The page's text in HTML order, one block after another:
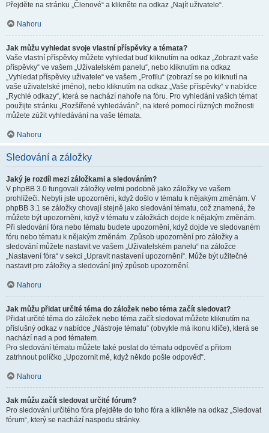
Přejděte na stránku „Členové“ a klikněte na odkaz „Najít uživatele“.
Nahoru
Jak můžu vyhledat svoje vlastní příspěvky a témata?
Vaše vlastní příspěvky můžete vyhledat buď kliknutím na odkaz „Zobrazit vaše
příspěvky“ ve vašem „Uživatelském panelu“, nebo kliknutím na odkaz
„Vyhledat příspěvky uživatele“ ve vašem „Profilu“ (zobrazí se po kliknutí na
vaše uživatelské jméno), nebo kliknutím na odkaz „Vaše příspěvky“ v nabídce
„Rychlé odkazy“, která se nachází nahoře na fóru. Pro vyhledání vašich témat
použijte stránku „Rozšířené vyhledávání“, na které pomocí různých možnosti
můžete zúžit vyhledávání na vaše témata.
Nahoru
Sledování a záložky
Jaký je rozdíl mezi záložkami a sledováním?
V phpBB 3.0 fungovali záložky velmi podobně jako záložky ve vašem
prohlížeči. Nebyli jste upozorněni, když došlo v tématu k nějakým změnám. V
phpBB 3.1 se záložky chovají stejně jako sledování tématu, což znamená, že
můžete být upozorněni, když v tématu v záložkách dojde k nějakým změnám.
Při sledování fóra nebo tématu budete upozorněni, když dojde ve sledovaném
fóru nebo tématu k nějakým změnám. Způsob upozornění pro záložky a
sledování můžete nastavit ve vašem „Uživatelském panelu“ na záložce
„Nastavení fóra“ v sekci „Upravit nastavení upozornění“. Může být užitečné
nastavit pro záložky a sledování jiný způsob upozornění.
Nahoru
Jak můžu přidat určité téma do záložek nebo téma začít sledovat?
Přidat určité téma do záložek nebo téma začít sledovat můžete kliknutím na
příslušný odkaz v nabídce „Nástroje tématu“ (obvykle má ikonu klíče), která se
nachází nad a pod tématem.
Pro sledování tématu můžete také poslat do tématu odpověď a přitom
zatrhnout políčko „Upozornit mě, když někdo pošle odpověď“.
Nahoru
Jak můžu začít sledovat určité fórum?
Pro sledování určitého fóra přejděte do toho fóra a klikněte na odkaz „Sledovat
fórum“, který se nachází naspodu stránky.